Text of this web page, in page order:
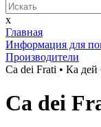
x
Главная
Информация для
Производители
Ca dei Frati • Ка
Ca dei